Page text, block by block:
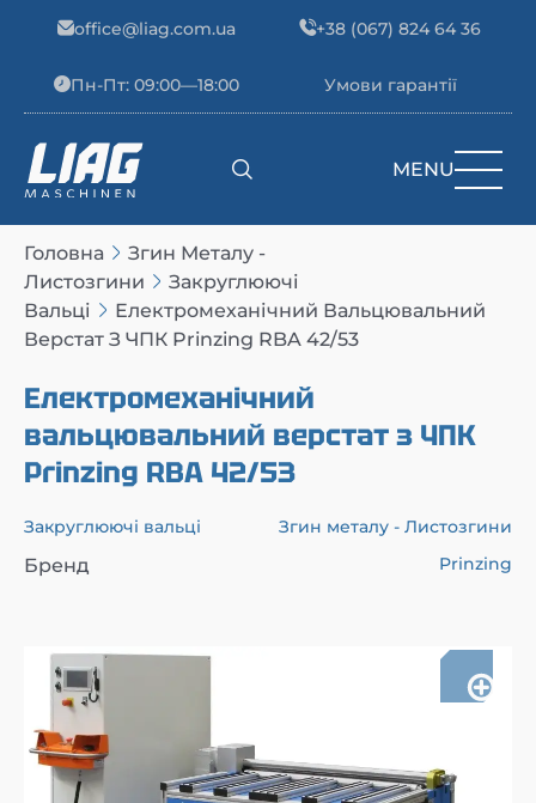
office@liag.com.ua +38 (067) 824 64 36
Пн-Пт: 09:00—18:00 Умови гарантії
Main Navigation MENU
Головна
Згин Металу -
Листозгини
Закруглюючі
Вальці
Електромеханічний Вальцювальний
Верстат З ЧПК Prinzing RBA 42/53
Електромеханічний
вальцювальний верстат з ЧПК
Prinzing RBA 42/53
Закруглюючі вальці Згин металу - Листозгини
Бренд Prinzing